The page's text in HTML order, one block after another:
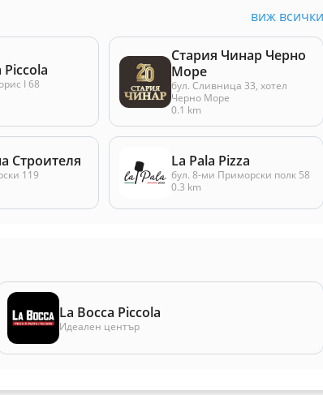
виж всички
Piccola
I 68
Стария Чинар Черно
Море
бул. Сливница 33, хотел
Черно Море
0.1 km
Строителя
119
La Pala Pizza
бул. 8-ми Приморски полк 58
0.3 km
La Bocca Piccola
Идеален център